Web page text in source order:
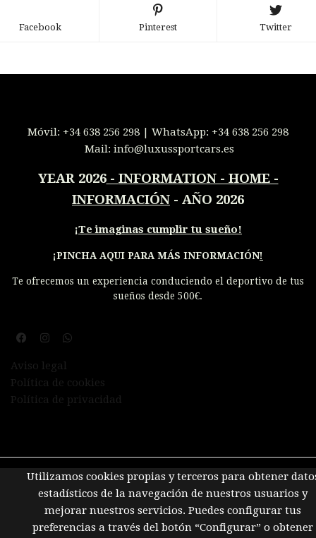
Facebook Pinterest Twitter
Móvil: +34 638 256 298 | WhatsApp: +34 638 256 298
Mail: info@luxussportcars.es
YEAR 2026- INFORMATION - HOME -
INFORMACIÓN - AÑO 2026
¡Te imaginas cumplir tu sueño!
¡PINCHA AQUI PARA MÁS INFORMACIÓN!
Te ofrecemos un experiencia conduciendo el deportivo de tus
sueños desde 500€.
Aviso legal
Política de cookies
Política de privacidad
Utilizamos cookies propias y terceros para obtener
estadísticos de la navegación de nuestros usuarios y
mejorar nuestros servicios. Puedes configurar tus
preferencias a través del botón “Configurar” o obtener